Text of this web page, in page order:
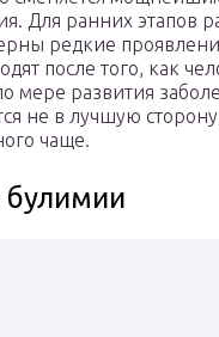
Для ранних этапов
редкие
после того, как
мере развития
не в лучшую
чаще.